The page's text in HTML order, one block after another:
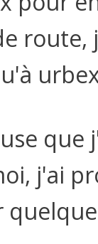
j'ai